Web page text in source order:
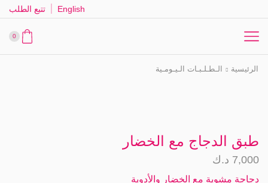
English تتبع الطلب
0
الرئيسية الـطـلـبـات الـيـومـية
طبق الدجاج مع الخضار
7,000 د.ك
دجاجة مشوية مع الخضار والأدوية